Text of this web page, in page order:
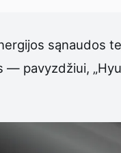
sąnaudos
pavyzdžiui,